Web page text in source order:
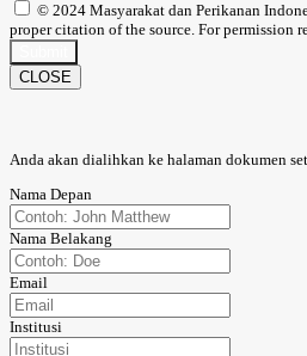
© 2024 Masyarakat dan Perikanan
proper citation of the source. For permission
CLOSE
Anda akan dialihkan ke halaman dokumen
Nama Depan
Nama Belakang
Email
Institusi